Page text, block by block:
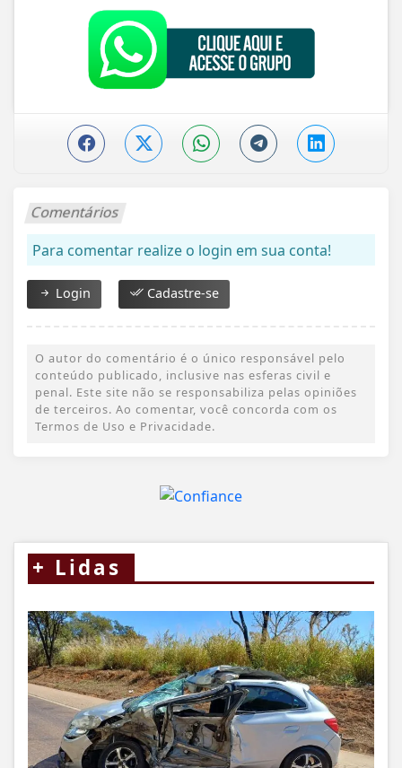
Comentários
Para comentar realize o login em sua conta!
Login Cadastre-se
O autor do comentário é o único responsável pelo
conteúdo publicado, inclusive nas esferas civil e
penal. Este site não se responsabiliza pelas opiniões
de terceiros. Ao comentar, você concorda com os
Termos de Uso e Privacidade.
+ Lidas